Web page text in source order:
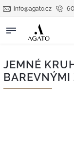
info@agato.cz
JEMNÉ
BAREVNÝMI